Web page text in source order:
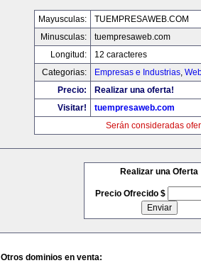
Mayusculas:
TUEMPRESAWEB.COM
Minusculas:
tuempresaweb.com
Longitud:
12 caracteres
Categorias:
Empresas e Industrias,
Precio:
Realizar una oferta!
Visitar!
tuempresaweb.com
Serán consideradas
Realizar una Oferta
Precio Ofrecido $
Otros dominios en venta: